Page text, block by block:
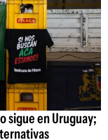
sigue en Uruguay;